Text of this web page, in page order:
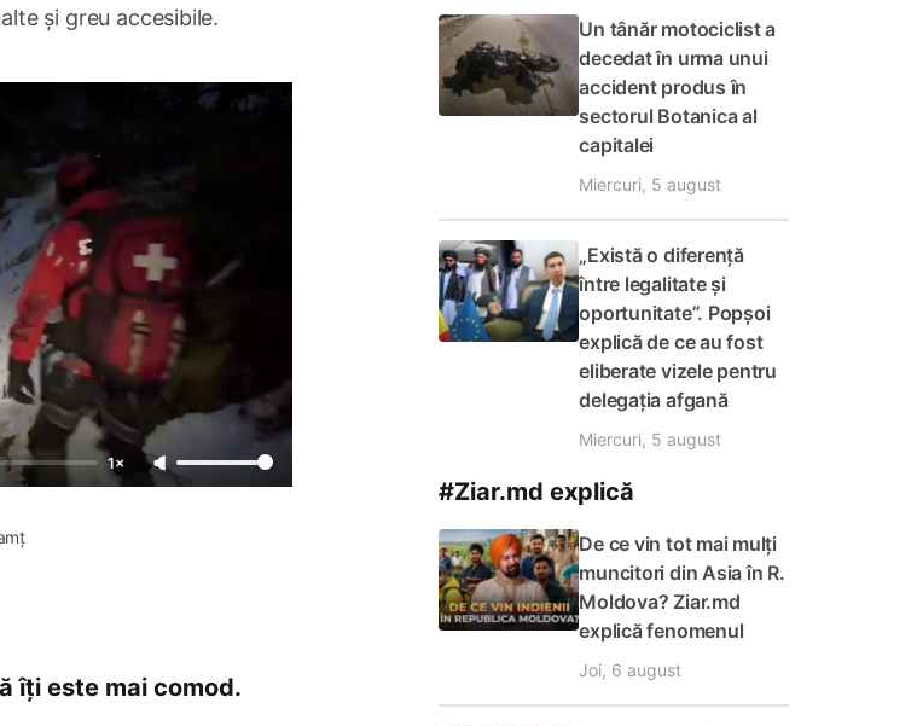
și greu accesibile.
1×
îți este mai comod.
Un tânăr motociclist a
decedat în urma unui
accident produs în
sectorul Botanica al
capitalei
Miercuri, 5 august
„Există o diferență
între legalitate și
oportunitate”. Popșoi
explică de ce au fost
eliberate vizele pentru
delegația afgană
Miercuri, 5 august
#Ziar.md explică
De ce vin tot mai mulți
muncitori din Asia în R.
Moldova? Ziar.md
explică fenomenul
Joi, 6 august